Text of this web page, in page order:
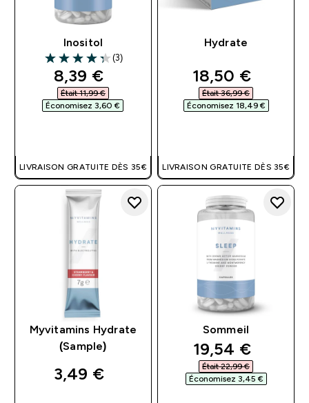
Inositol
4.33 out of 5 stars
(3)
discounted price
8,39 €‎
Était 11,99 €‎
Économisez 3,60 €‎
LIVRAISON GRATUITE DÈS 35€
Hydrate
discounted
18,50 €‎
Était 36,99 €‎
Économisez 18,49 €‎
LIVRAISON GRATUITE DÈS 35€
Myvitamins Hydrate
(Sample)
3,49 €‎
Sommeil
discounted
19,54 €‎
Était 22,99 €‎
Économisez 3,45 €‎